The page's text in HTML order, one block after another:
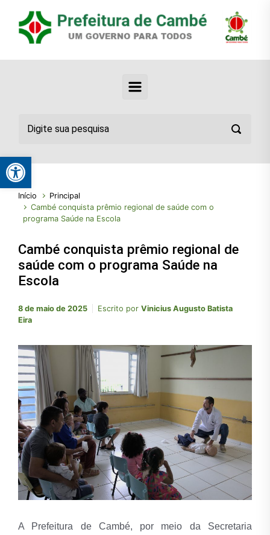
Início
Principal
Cambé conquista prêmio regional de saúde com o
programa Saúde na Escola
Cambé conquista prêmio regional de
saúde com o programa Saúde na
Escola
8 de maio de 2025 Escrito por Vinicius Augusto Batista
Eira
A Prefeitura de Cambé, por meio da Secretaria
Abrir a barra de ferramentas